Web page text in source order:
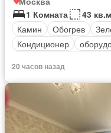
1 Комната
43 кв.м
Камин
Обогрев
Кондиционер
20 часов назад